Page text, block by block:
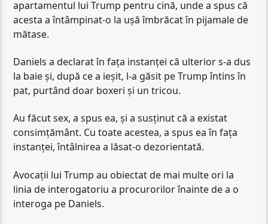
apartamentul lui Trump pentru cină, unde a spus că
acesta a întâmpinat-o la ușă îmbrăcat în pijamale de
mătase.
Daniels a declarat în fața instanței că ulterior s-a dus
la baie și, după ce a ieșit, l-a găsit pe Trump întins în
pat, purtând doar boxeri și un tricou.
Au făcut sex, a spus ea, și a susținut că a existat
consimțământ. Cu toate acestea, a spus ea în fața
instanței, întâlnirea a lăsat-o dezorientată.
Avocații lui Trump au obiectat de mai multe ori la
linia de interogatoriu a procurorilor înainte de a o
interoga pe Daniels.